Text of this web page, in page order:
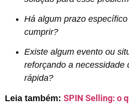
Há algum prazo
cumprir?
Existe algum evento ou
reforçando a necessidade
rápida?
Leia também: SPIN Selling: o